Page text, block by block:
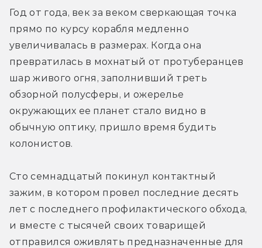
Год от года, век за веком сверкающая точка
прямо по курсу корабля медленно
увеличивалась в размерах. Когда она
превратилась в мохнатый от протуберанцев
шар живого огня, заполнивший треть
обзорной полусферы, и ожерелье
окружающих ее планет стало видно в
обычную оптику, пришло время будить
колонистов.
Сто семнадцатый покинул контактный
зажим, в котором провел последние десять
лет с последнего профилактического обхода,
и вместе с тысячей своих товарищей
отправился оживлять предназначенные для